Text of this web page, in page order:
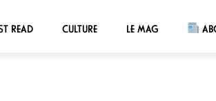
READ CULTURE LE MAG